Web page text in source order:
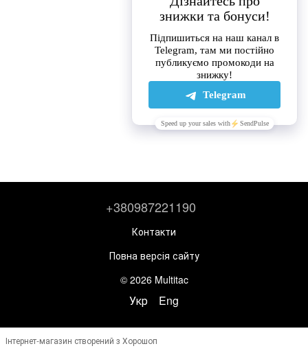
+380987221190
Контакти
Повна версія сайту
© 2026 Multitac
Укр Eng
Інтернет-магазин створений з Хорошоп